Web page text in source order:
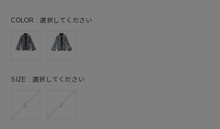
COLOR 選択してください
SIZE 選択してください